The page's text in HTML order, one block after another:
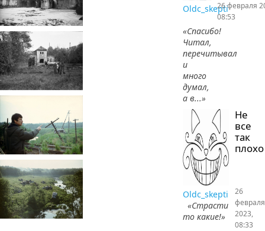
Oldc_skepti
«Спасибо!
Читал,
перечитывал
и
много
думал,
а в...»
26 февраля
08:53
Не
все
так
плохо
Oldc_skepti
«Страсти
то какие!»
26
февраля
2023,
08:33